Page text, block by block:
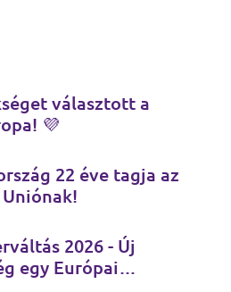
választott a
💜
22 éve tagja az
2026 - Új
egy Európai